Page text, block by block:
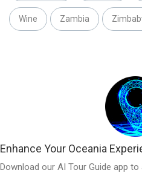
Wine Zambia
Enhance Your Oceania
Download our AI Tour Guide app to